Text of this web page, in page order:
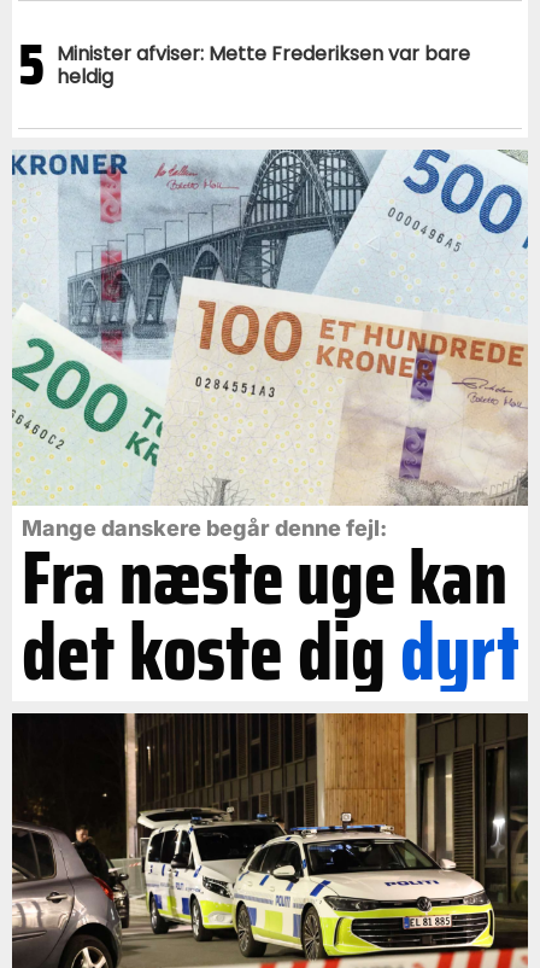
5 Minister afviser: Mette Frederiksen var bare
heldig
Mange danskere begår denne fejl:
Fra næste uge kan
det koste digdyrt